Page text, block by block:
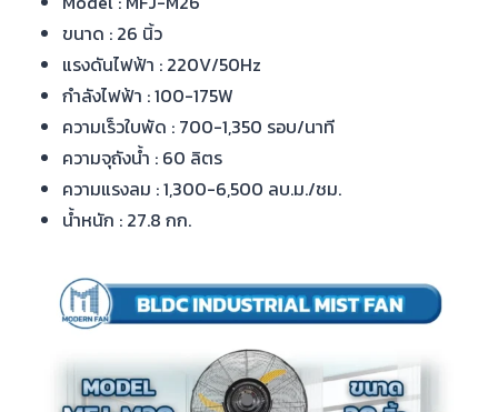
ขนาด : 26 นิ้ว
แรงดันไฟฟ้า : 220V/50Hz
กำลังไฟฟ้า : 100-175W
ความเร็วใบพัด : 700-1,350 รอบ/นาที
ความจุถังน้ำ : 60 ลิตร
ความแรงลม : 1,300-6,500 ลบ.ม./ชม.
น้ำหนัก : 27.8 กก.